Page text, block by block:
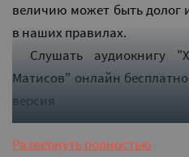
величию может быть долог
в наших правилах.
Слушать аудиокнигу
Матисов" онлайн
версия
Развернуть полностью